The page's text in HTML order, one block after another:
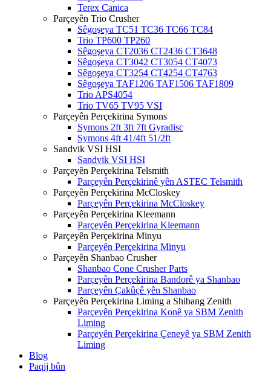
Terex Canica
Parçeyên Trio Crusher
Sêgoşeya TC51 TC36 TC66 TC84
Trio TP600 TP260
Sêgoşeya CT2036 CT2436 CT3648
Sêgoşeya CT3042 CT3054 CT4073
Sêgoşeya CT3254 CT4254 CT4763
Sêgoşeya TAF1206 TAF1506 TAF1809
Trio APS4054
Trio TV65 TV95 VSI
Parçeyên Perçekirina Symons
Symons 2ft 3ft 7ft Gyradisc
Symons 4ft 41/4ft 51/2ft
Sandvik VSI HSI
Sandvik VSI HSI
Parçeyên Perçekirina Telsmith
Parçeyên Perçekirinê yên ASTEC Telsmith
Parçeyên Perçekirina McCloskey
Parçeyên Perçekirina McCloskey
Parçeyên Perçekirina Kleemann
Parçeyên Perçekirina Kleemann
Parçeyên Perçekirina Minyu
Parçeyên Perçekirina Minyu
Parçeyên Shanbao Crusher
Shanbao Cone Crusher Parts
Parçeyên Perçekirina Bandorê ya Shanbao
Parçeyên Çakûçê yên Shanbao
Parçeyên Perçekirina Liming a Shibang Zenith
Parçeyên Perçekirina Konê ya SBM Zenith
Liming
Parçeyên Perçekirina Çeneyê ya SBM Zenith
Liming
Blog
Paqij bûn